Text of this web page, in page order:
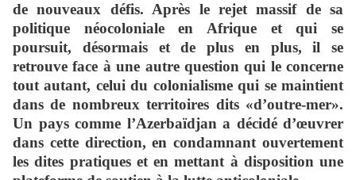
de nouveaux défis. Après le rejet massif de sa
politique néocoloniale en Afrique et qui se
poursuit, désormais et de plus en plus, il se
retrouve face à une autre question qui le concerne
tout autant, celui du colonialisme qui se maintient
dans de nombreux territoires dits «d’outre-mer».
Un pays comme l’Azerbaïdjan a décidé d’œuvrer
dans cette direction, en condamnant ouvertement
les dites pratiques et en mettant à disposition une